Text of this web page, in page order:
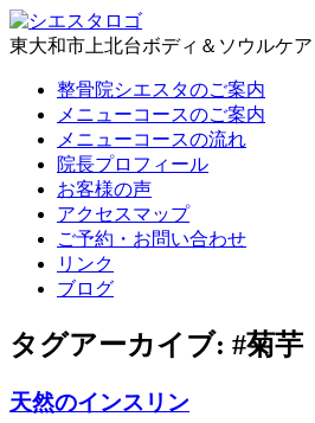
東大和市上北台ボディ＆ソウルケア
整骨院シエスタのご案内
メニューコースのご案内
メニューコースの流れ
院長プロフィール
お客様の声
アクセスマップ
ご予約・お問い合わせ
リンク
ブログ
タグアーカイブ: #菊
天然のインスリン